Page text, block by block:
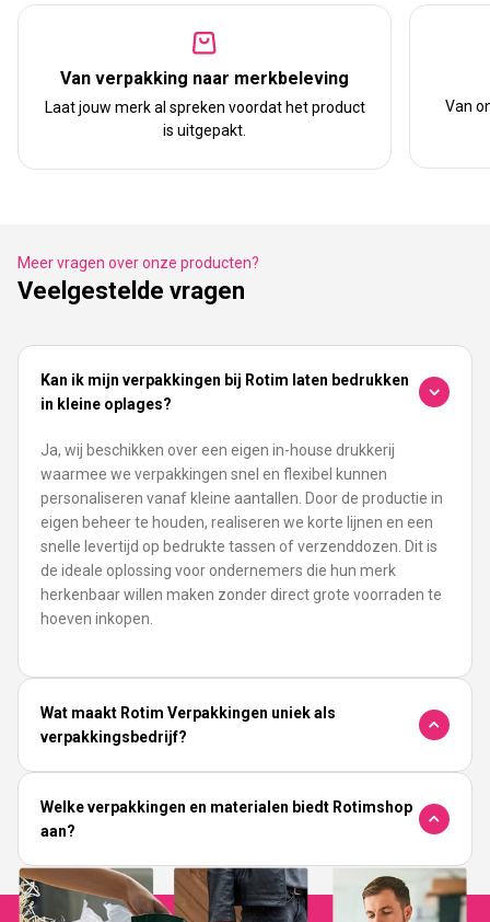
Van verpakking naar merkbeleving
Laat jouw merk al spreken voordat het product
is uitgepakt.
Van
Meer vragen over onze producten?
Veelgestelde vragen
Kan ik mijn verpakkingen bij Rotim laten bedrukken
in kleine oplages?
Ja, wij beschikken over een eigen in-house drukkerij
waarmee we verpakkingen snel en flexibel kunnen
personaliseren vanaf kleine aantallen. Door de productie in
eigen beheer te houden, realiseren we korte lijnen en een
snelle levertijd op bedrukte tassen of verzenddozen. Dit is
de ideale oplossing voor ondernemers die hun merk
herkenbaar willen maken zonder direct grote voorraden te
hoeven inkopen.
Wat maakt Rotim Verpakkingen uniek als
verpakkingsbedrijf?
Welke verpakkingen en materialen biedt Rotimshop
aan?